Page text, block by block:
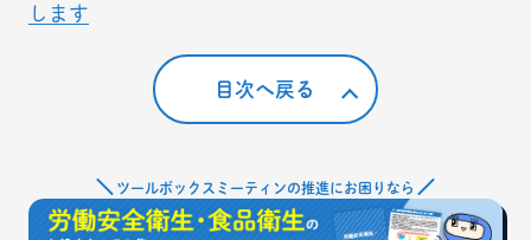
します
目次へ戻る
ツールボックスミーティンの推進にお困りなら